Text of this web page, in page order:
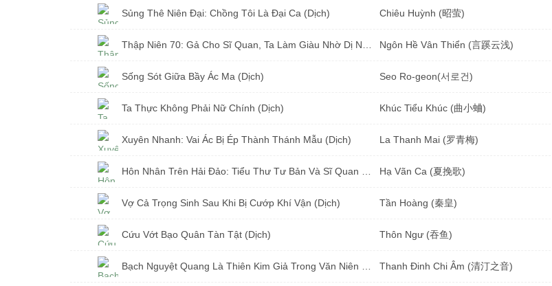
Sủng Thê Niên Đại: Chồng Tôi Là Đại Ca (Dịch) Chiêu Huỳnh (昭萤)
Thập Niên 70: Gả Cho Sĩ Quan, Ta Làm Giàu Nhờ Dị Năng (Dịch) (Đã Full) Ngôn Hề Vân Thiển (言蹊云浅)
Sống Sót Giữa Bầy Ác Ma (Dịch) Seo Ro-geon(서로건)
Ta Thực Không Phải Nữ Chính (Dịch) Khúc Tiểu Khúc (曲小蛐)
Xuyên Nhanh: Vai Ác Bị Ép Thành Thánh Mẫu (Dịch) La Thanh Mai (罗青梅)
Hôn Nhân Trên Hải Đảo: Tiểu Thư Tư Bản Và Sĩ Quan Mặt Lạnh (Dịch) (Full) Hạ Vãn Ca (夏挽歌)
Vợ Cả Trọng Sinh Sau Khi Bị Cướp Khí Vận (Dịch) Tần Hoàng (秦皇)
Cứu Vớt Bạo Quân Tàn Tật (Dịch) Thôn Ngư (吞鱼)
Bạch Nguyệt Quang Là Thiên Kim Giả Trong Văn Niên Đại (Dịch) Thanh Đinh Chi Âm (清汀之音)